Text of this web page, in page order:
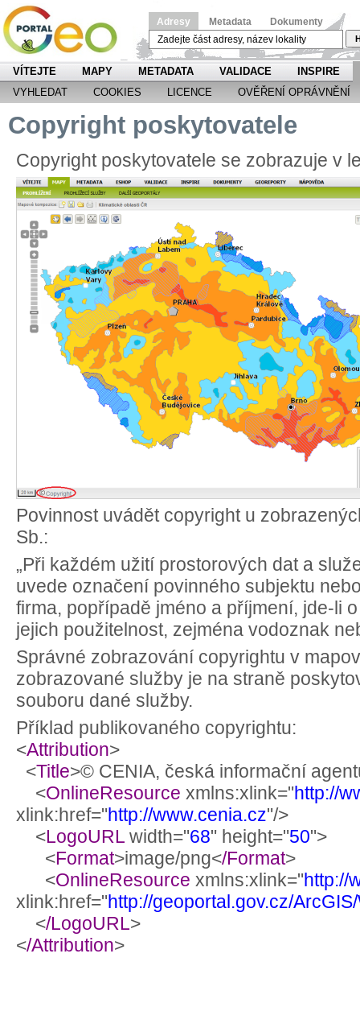
Adresy Metadata Dokumenty
VÍTEJTE MAPY METADATA VALIDACE
INSPIRE
VYHLEDAT
COOKIES LICENCE OVĚŘENÍ OPRÁVNĚNÍ
Copyright poskytovatele
Copyright poskytovatele se zobrazuje v
Povinnost uvádět copyright u
Sb.:
„Při každém užití prostorových dat a
uvede označení povinného subjektu
firma, popřípadě jméno a příjmení, jde-li
jejich použitelnost, zejména vodoznak
Správné zobrazování copyrightu v
zobrazované služby je na straně
souboru dané služby.
Příklad publikovaného copyrightu:
<Attribution>
<Title>© CENIA, česká informační
<OnlineResource xmlns:xlink="http://
xlink:href="http://www.cenia.cz"/>
<LogoURL width="68" height="50">
<Format>image/png</Format>
<OnlineResource xmlns:xlink="http://
xlink:href="http://geoportal.gov.cz/
</LogoURL>
</Attribution>